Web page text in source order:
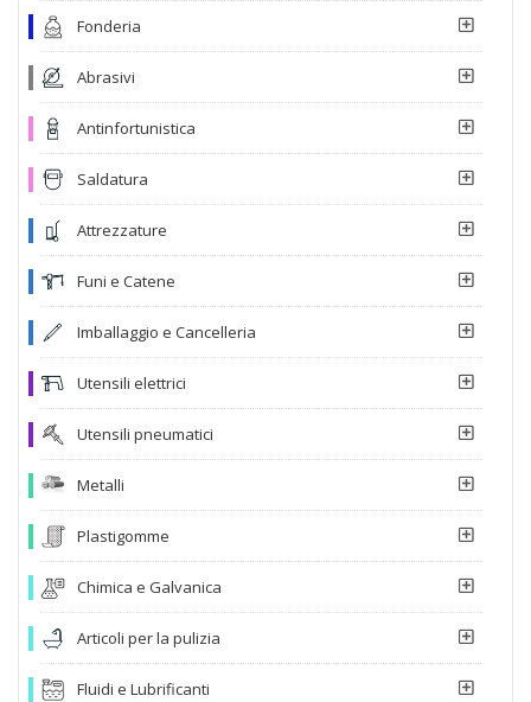
Fonderia
Abrasivi
Antinfortunistica
Saldatura
Attrezzature
Funi e Catene
Imballaggio e Cancelleria
Utensili elettrici
Utensili pneumatici
Metalli
Plastigomme
Chimica e Galvanica
Articoli per la pulizia
Fluidi e Lubrificanti